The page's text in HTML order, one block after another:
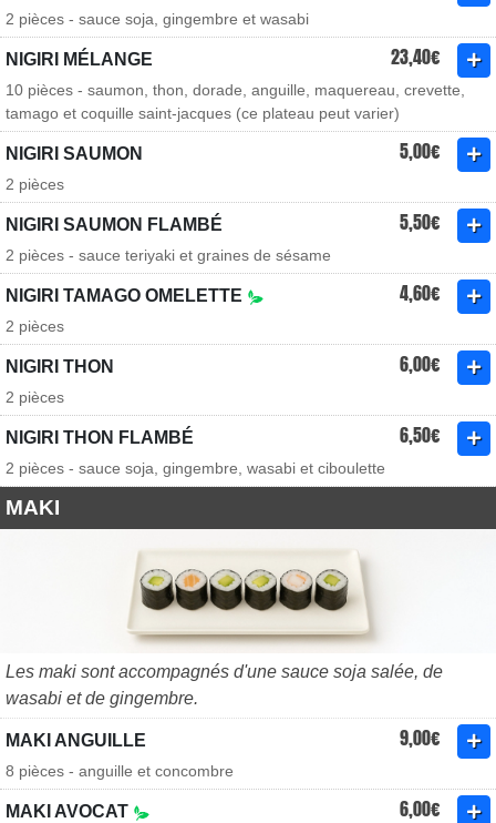
2 pièces - sauce soja, gingembre et wasabi
NIGIRI MÉLANGE 23,40€
10 pièces - saumon, thon, dorade, anguille, maquereau, crevette,
tamago et coquille saint-jacques (ce plateau peut varier)
NIGIRI SAUMON 5,00€
2 pièces
NIGIRI SAUMON FLAMBÉ 5,50€
2 pièces - sauce teriyaki et graines de sésame
NIGIRI TAMAGO OMELETTE 4,60€
2 pièces
NIGIRI THON 6,00€
2 pièces
NIGIRI THON FLAMBÉ 6,50€
2 pièces - sauce soja, gingembre, wasabi et ciboulette
MAKI
Les maki sont accompagnés d'une sauce soja salée, de
wasabi et de gingembre.
MAKI ANGUILLE 9,00€
8 pièces - anguille et concombre
MAKI AVOCAT 6,00€